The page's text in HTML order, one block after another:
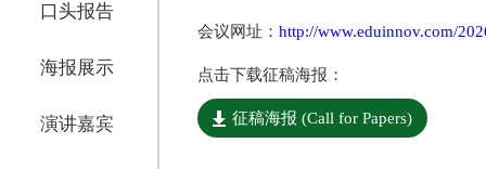
口头报告
海报展示
演讲嘉宾
会议网址： http://www.eduinnov.com/
点击下载征稿海报：
征稿海报 (Call for Papers)